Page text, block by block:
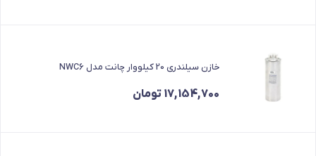
خازن سیلندری 20 کیلووار چانت مدل NWC6
17,154,700 تومان